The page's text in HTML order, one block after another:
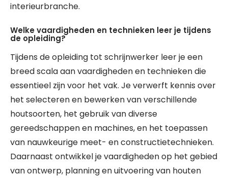
interieurbranche.
Welke vaardigheden en technieken leer je tijdens
de opleiding?
Tijdens de opleiding tot schrijnwerker leer je een
breed scala aan vaardigheden en technieken die
essentieel zijn voor het vak. Je verwerft kennis over
het selecteren en bewerken van verschillende
houtsoorten, het gebruik van diverse
gereedschappen en machines, en het toepassen
van nauwkeurige meet- en constructietechnieken.
Daarnaast ontwikkel je vaardigheden op het gebied
van ontwerp, planning en uitvoering van houten